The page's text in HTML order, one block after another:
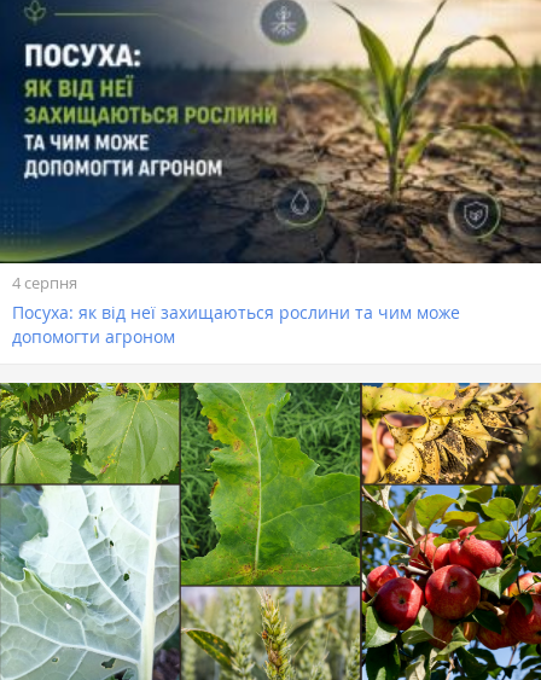
4 серпня
Посуха: як від неї захищаються рослини та чим може
допомогти агроном